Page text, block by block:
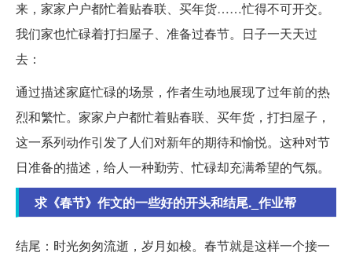
来，家家户户都忙着贴春联、买年货……忙得不可开交。
我们家也忙碌着打扫屋子、准备过春节。日子一天天过
去：
通过描述家庭忙碌的场景，作者生动地展现了过年前的热
烈和繁忙。家家户户都忙着贴春联、买年货，打扫屋子，
这一系列动作引发了人们对新年的期待和愉悦。这种对节
日准备的描述，给人一种勤劳、忙碌却充满希望的气氛。
求《春节》作文的一些好的开头和结尾._作业帮
结尾：时光匆匆流逝，岁月如梭。春节就是这样一个接一